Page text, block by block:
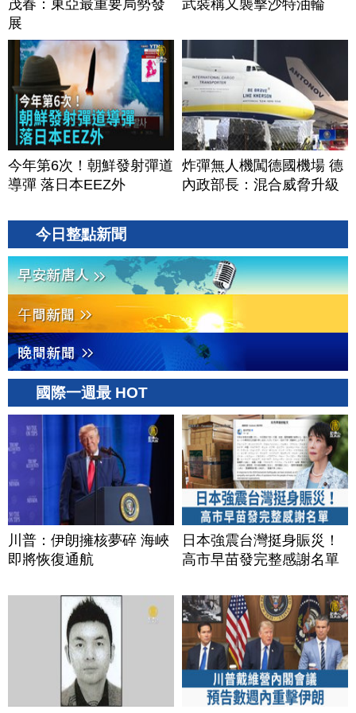
茂春：東亞最重要局勢發
展
武裝稱又襲擊沙特油輪
今年第6次！朝鮮發射彈道
導彈 落日本EEZ外
炸彈無人機闖德國機場 德
內政部長：混合威脅升級
今日整點新聞
國際一週最 HOT
川普：伊朗擁核夢碎 海峽
即將恢復通航
日本強震台灣挺身賑災！
高市早苗發完整感謝名單